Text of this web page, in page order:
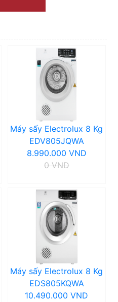
Máy sấy Electrolux 8 Kg
EDV805JQWA
8.990.000 VND
0 VND
Máy sấy Electrolux 8 Kg
EDS805KQWA
10.490.000 VND